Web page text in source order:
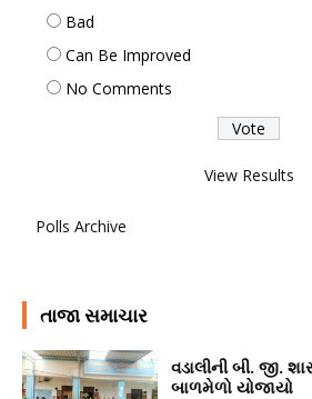
Bad
Can Be Improved
No Comments
View Results
Polls Archive
તાજા સમાચાર
વડાલીની બી. જી.
બાળમેળો યોજાયો